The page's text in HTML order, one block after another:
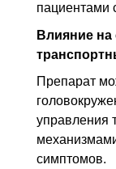
пациентами
Влияние на
Препарат
управления
симптомов.